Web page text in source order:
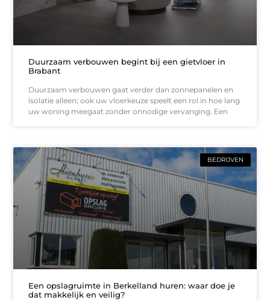
Duurzaam verbouwen begint bij een gietvloer in
Brabant
Duurzaam verbouwen gaat verder dan zonnepanelen en
isolatie alleen; ook uw vloerkeuze speelt een rol in hoe lang
uw woning meegaat zonder onnodige vervanging. Een
BEDRIJVEN
Een opslagruimte in Berkelland huren: waar doe je
dat makkelijk en veilig?